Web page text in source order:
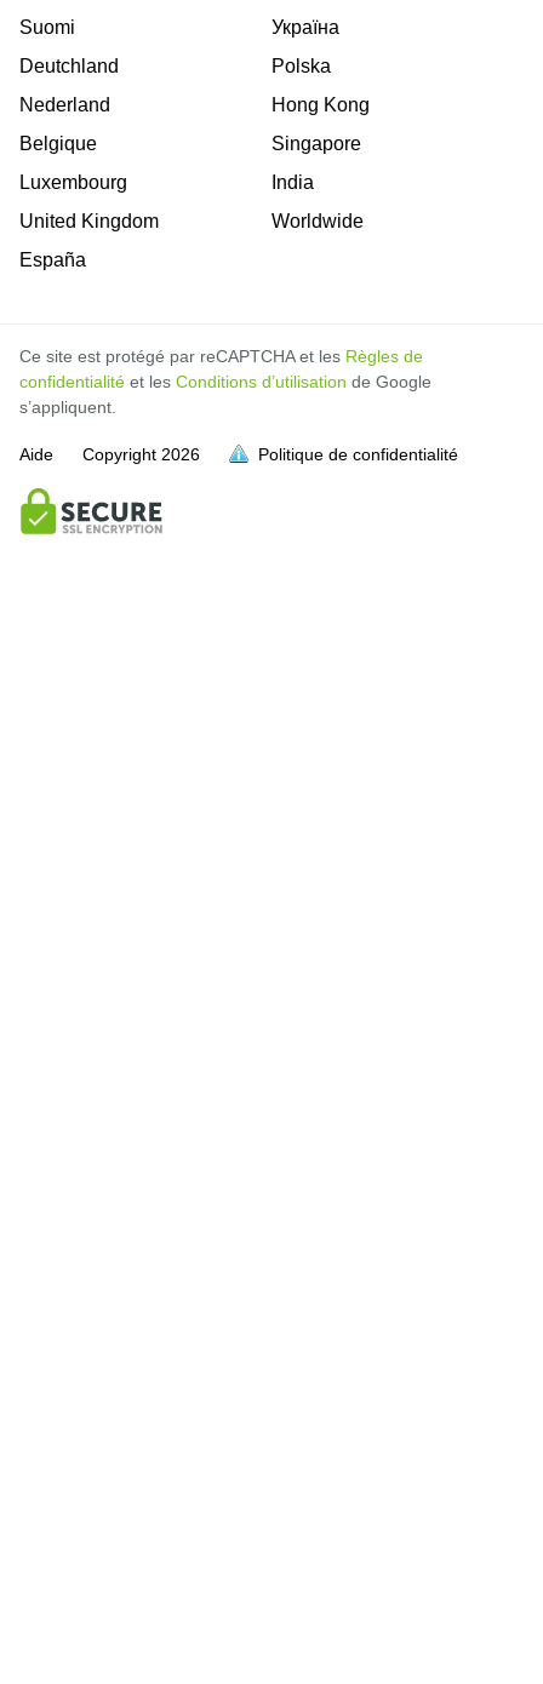
Suomi
Deutchland
Nederland
Belgique
Luxembourg
United Kingdom
España
Україна
Polska
Hong Kong
Singapore
India
Worldwide
Ce site est protégé par reCAPTCHA et les Règles de
confidentialité et les Conditions d’utilisation de Google
s’appliquent.
Aide Copyright 2026 Politique de confidentialité